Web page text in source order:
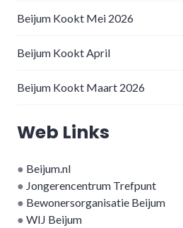
Beijum Kookt Mei 2026
Beijum Kookt April
Beijum Kookt Maart 2026
Web Links
● Beijum.nl
● Jongerencentrum Trefpunt
● Bewonersorganisatie Beijum
● WIJ Beijum